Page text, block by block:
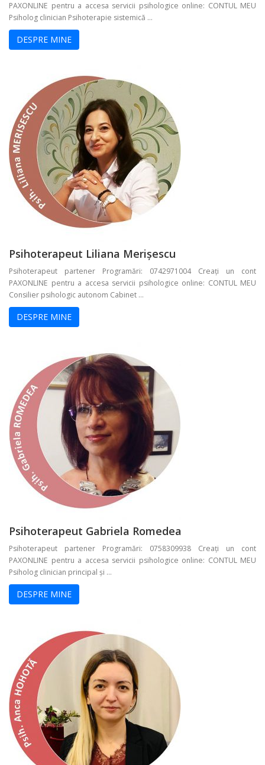
PAXONLINE pentru a accesa servicii psihologice online: CONTUL MEU
Psiholog clinician Psihoterapie sistemică ...
DESPRE MINE
Psihoterapeut Liliana Merișescu
Psihoterapeut partener Programări: 0742971004 Creați un cont
PAXONLINE pentru a accesa servicii psihologice online: CONTUL MEU
Consilier psihologic autonom Cabinet ...
DESPRE MINE
Psihoterapeut Gabriela Romedea
Psihoterapeut partener Programări: 0758309938 Creați un cont
PAXONLINE pentru a accesa servicii psihologice online: CONTUL MEU
Psiholog clinician principal și ...
DESPRE MINE